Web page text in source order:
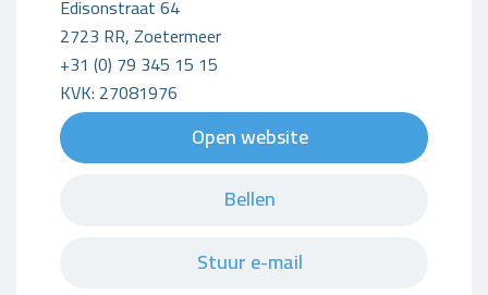
Edisonstraat 64
2723 RR, Zoetermeer
+31 (0) 79 345 15 15
KVK: 27081976
Open website
Bellen
Stuur e-mail